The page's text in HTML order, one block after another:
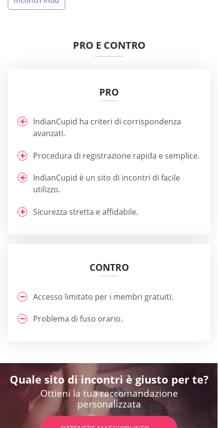
PRO E CONTRO
PRO
IndianCupid ha criteri di corrispondenza
avanzati.
Procedura di registrazione rapida e semplice.
IndianCupid è un sito di incontri di facile
utilizzo.
Sicurezza stretta e affidabile.
CONTRO
Accesso limitato per i membri gratuiti.
Problema di fuso orario.
Quale sito di incontri è giusto per te?
Ottieni la tua raccomandazione
personalizzata